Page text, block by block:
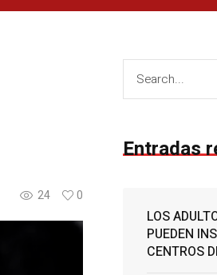
24 0
Entradas
LOS
PUEDEN
CENTROS